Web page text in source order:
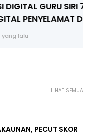
SIRI 7 :
DUNIA
LIHAT SEMUA
PECUT SKOR